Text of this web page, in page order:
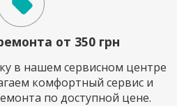
от 350 грн
в нашем сервисном центре
комфортный сервис и
по доступной цене.